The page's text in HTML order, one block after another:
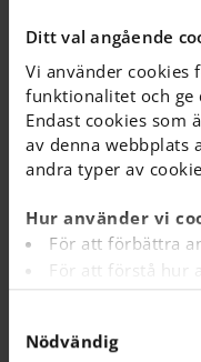
Ditt val angående
Vi använder cookies
funktionalitet och ge
Endast cookies som
av denna webbplats
andra typer av
Hur använder vi
För att förbättra
För att förstå hur
webbplatsen.
Analys av
reklamsyfte.
Nödvändig
bibliotekarien.